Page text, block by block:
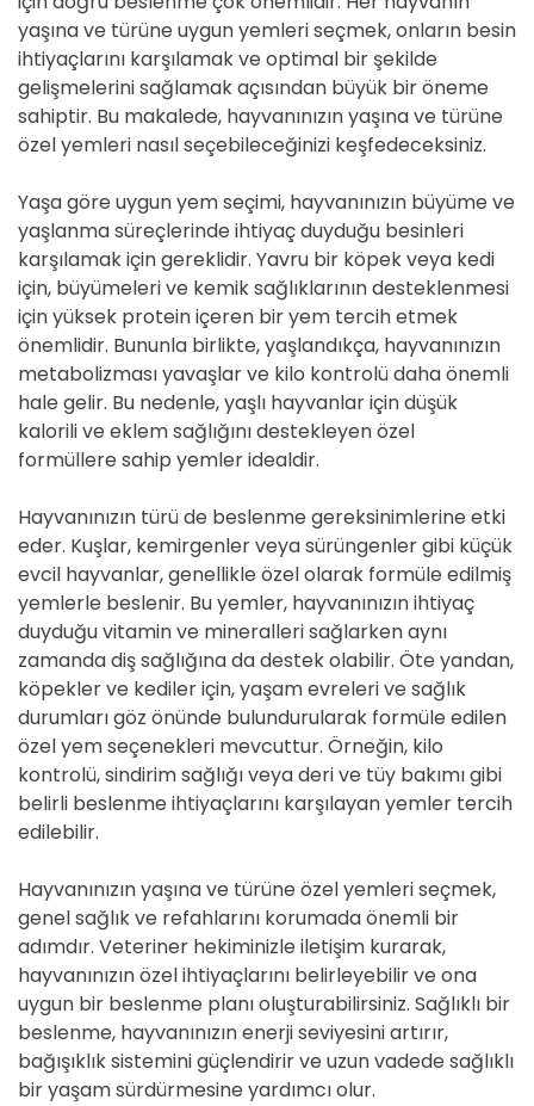
yaşına ve türüne uygun yemleri seçmek, onların besin
ihtiyaçlarını karşılamak ve optimal bir şekilde
gelişmelerini sağlamak açısından büyük bir öneme
sahiptir. Bu makalede, hayvanınızın yaşına ve türüne
özel yemleri nasıl seçebileceğinizi keşfedeceksiniz.
Yaşa göre uygun yem seçimi, hayvanınızın büyüme ve
yaşlanma süreçlerinde ihtiyaç duyduğu besinleri
karşılamak için gereklidir. Yavru bir köpek veya kedi
için, büyümeleri ve kemik sağlıklarının desteklenmesi
için yüksek protein içeren bir yem tercih etmek
önemlidir. Bununla birlikte, yaşlandıkça, hayvanınızın
metabolizması yavaşlar ve kilo kontrolü daha önemli
hale gelir. Bu nedenle, yaşlı hayvanlar için düşük
kalorili ve eklem sağlığını destekleyen özel
formüllere sahip yemler idealdir.
Hayvanınızın türü de beslenme gereksinimlerine etki
eder. Kuşlar, kemirgenler veya sürüngenler gibi küçük
evcil hayvanlar, genellikle özel olarak formüle edilmiş
yemlerle beslenir. Bu yemler, hayvanınızın ihtiyaç
duyduğu vitamin ve mineralleri sağlarken aynı
zamanda diş sağlığına da destek olabilir. Öte yandan,
köpekler ve kediler için, yaşam evreleri ve sağlık
durumları göz önünde bulundurularak formüle edilen
özel yem seçenekleri mevcuttur. Örneğin, kilo
kontrolü, sindirim sağlığı veya deri ve tüy bakımı gibi
belirli beslenme ihtiyaçlarını karşılayan yemler tercih
edilebilir.
Hayvanınızın yaşına ve türüne özel yemleri seçmek,
genel sağlık ve refahlarını korumada önemli bir
adımdır. Veteriner hekiminizle iletişim kurarak,
hayvanınızın özel ihtiyaçlarını belirleyebilir ve ona
uygun bir beslenme planı oluşturabilirsiniz. Sağlıklı bir
beslenme, hayvanınızın enerji seviyesini artırır,
bağışıklık sistemini güçlendirir ve uzun vadede sağlıklı
bir yaşam sürdürmesine yardımcı olur.